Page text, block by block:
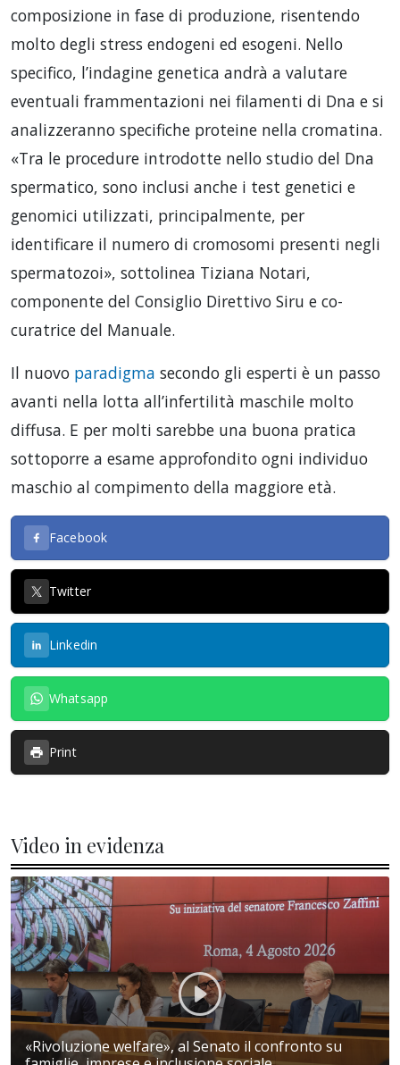
composizione in fase di produzione, risentendo
molto degli stress endogeni ed esogeni. Nello
specifico, l’indagine genetica andrà a valutare
eventuali frammentazioni nei filamenti di Dna e si
analizzeranno specifiche proteine nella cromatina.
«Tra le procedure introdotte nello studio del Dna
spermatico, sono inclusi anche i test genetici e
genomici utilizzati, principalmente, per
identificare il numero di cromosomi presenti negli
spermatozoi», sottolinea Tiziana Notari,
componente del Consiglio Direttivo Siru e co-
curatrice del Manuale.
Il nuovo paradigma secondo gli esperti è un passo
avanti nella lotta all’infertilità maschile molto
diffusa. E per molti sarebbe una buona pratica
sottoporre a esame approfondito ogni individuo
maschio al compimento della maggiore età.
Facebook
Twitter
Linkedin
Whatsapp
Print
Video in evidenza
«Rivoluzione welfare», al Senato il confronto su